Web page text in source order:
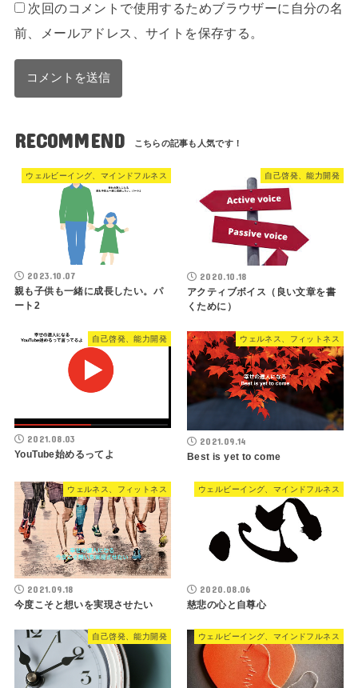
次回のコメントで使用するためブラウザーに自分の名
前、メールアドレス、サイトを保存する。
RECOMMEND
ウェルビーイング、マインドフルネス
2023.10.07
親も子供も一緒に成長したい。パ
ート2
自己啓発、能力開発
2020.10.18
アクティブボイス（良い文章を書
くために）
自己啓発、能力開発
2021.08.03
YouTube始めるってよ
ウェルネス、フィットネス
2021.09.14
Best is yet to come
ウェルネス、フィットネス
2021.09.18
今度こそと想いを実現させたい
ウェルビーイング、マインドフルネス
2020.08.06
慈悲の心と自尊心
自己啓発、能力開発 ウェルビーイング、マインドフルネス